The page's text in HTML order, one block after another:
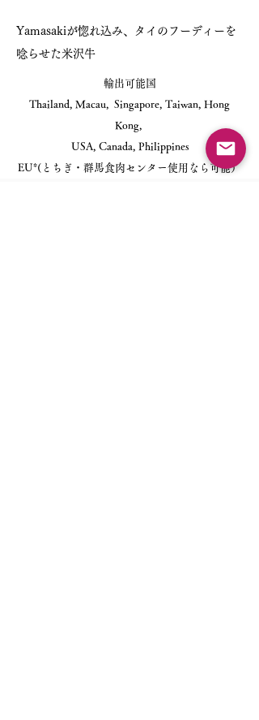
Yamasakiが惚れ込み、タイのフーディーを
唸らせた米沢牛
​輸出可能国
Thailand, Macau, Singapore, Taiwan, Hong
Kong,
USA, Canada, Philippines
EU*(とちぎ・群馬食肉センター使用なら可能）